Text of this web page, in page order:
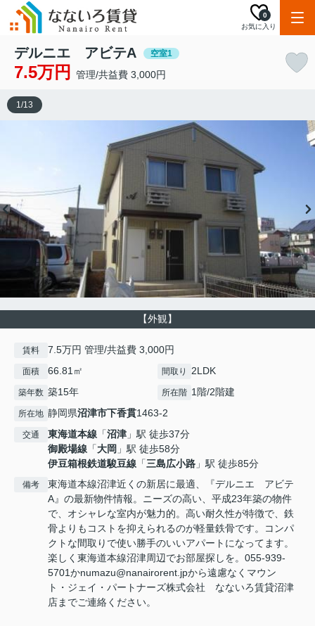
お気に入り
0
デルニエ アビテA 空室1
7.5万円 管理/共益費 3,000円
【外観】
1/13
賃料 7.5万円 管理/共益費 3,000円
面積 66.81㎡ 間取り 2LDK
築年数 築15年 所在階 1階/2階建
所在地 静岡県沼津市下香貫1463-2
交通 東海道本線 「沼津 」駅 徒歩37分
御殿場線 「大岡 」駅 徒歩58分
伊豆箱根鉄道駿豆線 「三島広小路 」駅 徒歩85分
備考
東海道本線沼津近くの新居に最適、『デルニエ アビテ
A』の最新物件情報。ニーズの高い、平成23年築の物件
で、オシャレな室内が魅力的。高い耐久性が特徴で、鉄
骨よりもコストを抑えられるのが軽量鉄骨です。コンパ
クトな間取りで使い勝手のいいアパートになってます。
楽しく東海道本線沼津周辺でお部屋探しを。055-939-
5701かnumazu@nanairorent.jpから遠慮なくマウン
ト・ジェイ・パートナーズ株式会社 なないろ賃貸沼津
店までご連絡ください。